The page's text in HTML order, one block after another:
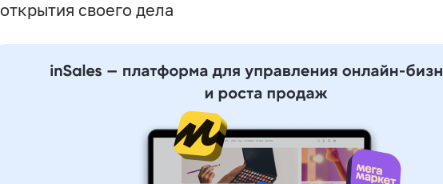
открытия своего дела